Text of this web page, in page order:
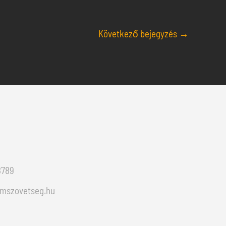
Következő bejegyzés →